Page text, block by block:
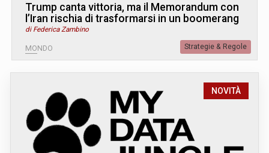
Trump canta vittoria, ma il Memorandum con
l’Iran rischia di trasformarsi in un boomerang
di Federica Zambino
MONDO Strategie & Regole
NOVITÀ